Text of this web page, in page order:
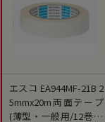
エスコ EA944MF-21B 2
5mmx20m両面テープ
(薄型・一般用/12巻) 1